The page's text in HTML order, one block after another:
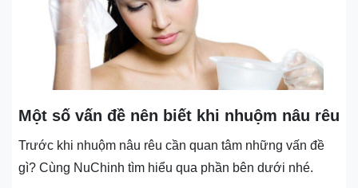
Một số vấn đề nên biết khi nhuộm nâu rêu
Trước khi nhuộm nâu rêu cần quan tâm những vấn đề
gì? Cùng NuChinh tìm hiểu qua phần bên dưới nhé.